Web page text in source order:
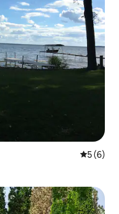
レビュー
5 (6)